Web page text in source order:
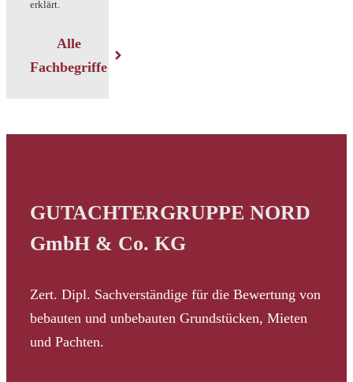
erklärt.
Alle
Fachbegriffe
GUTACHTERGRUPPE NORD
GmbH & Co. KG
Zert. Dipl. Sachverständige für die Bewertung von
bebauten und unbebauten Grundstücken, Mieten
und Pachten.